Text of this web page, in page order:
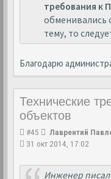
требования к
обменивались
тему, то
Благодарю
Технические
объектов
#45
Лаврентий
31 окт 2014, 17:02
Инженер